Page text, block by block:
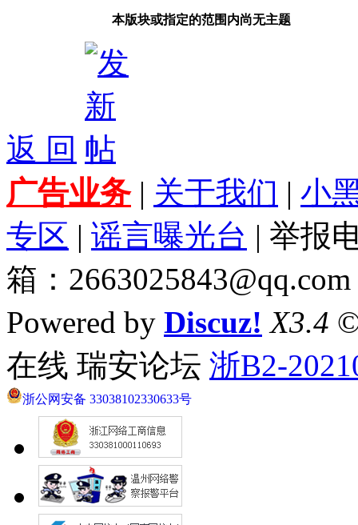
本版块或指定的范围内尚无主题
返 回
广告业务| 关于我们 | 小
专区 | 谣言曝光台 | 举报
箱：2663025843@qq.com
Powered by Discuz! X3.4
在线 瑞安论坛 浙B2-
浙公网安备 33038102330633号